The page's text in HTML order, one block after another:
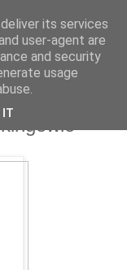
its services
user-agent are
and security
usage
IT